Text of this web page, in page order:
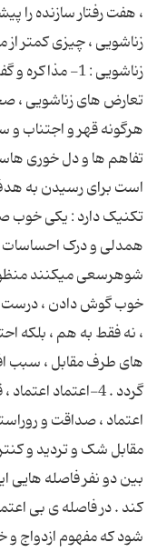
، هفت رفتار سازنده را
زناشویی ، چیزی کمتر
زناشویی : 1-
تعارض های زناشویی ،
هرگونه قهر و اجتناب
تفاهم ها و دل خوری
تکنیک دارد : یکی
همدلی و درک احساسات
شوهرسعی میکنند
، نه فقط به هم ، بلکه
های طرف مقابل ، سبب
گردد . 4-اعتماد
اعتماد ، صداقت و
مقابل شک و تردید و
بین دو نفر فاصله هایی
کند . در فاصله ی بی
شود که مفهوم ازدواج و